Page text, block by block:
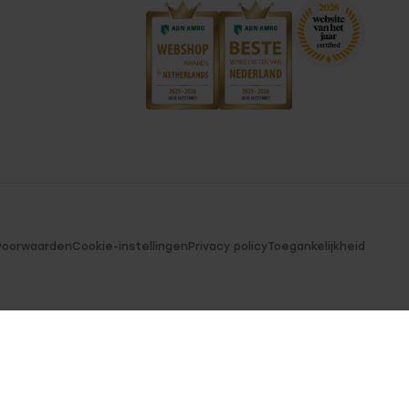
Cookie-instellingen Privacy policyToegankelijkheid